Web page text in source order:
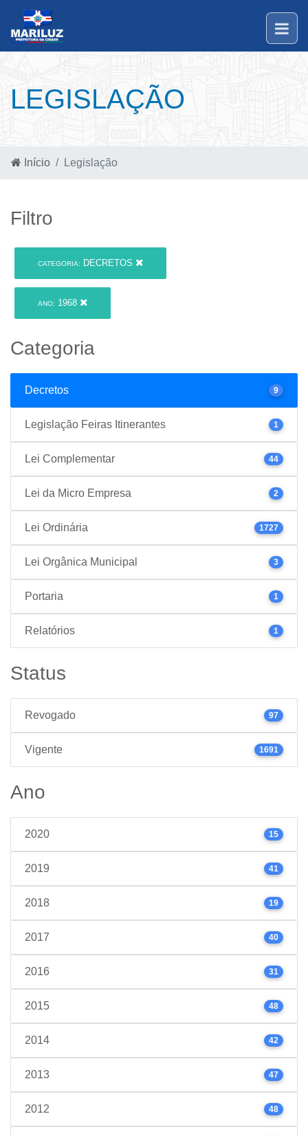
LEGISLAÇÃO
Início Legislação
Filtro
CATEGORIA: DECRETOS
ANO: 1968
Categoria
Decretos 9
Legislação Feiras Itinerantes 1
Lei Complementar 44
Lei da Micro Empresa 2
Lei Ordinária 1727
Lei Orgânica Municipal 3
Portaria 1
Relatórios 1
Status
Revogado 97
Vigente 1691
Ano
2020 15
2019 41
2018 19
2017 40
2016 31
2015 48
2014 42
2013 47
2012 48